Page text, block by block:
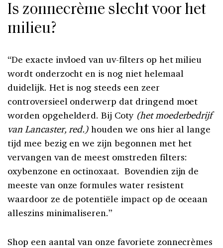
Is zonnecrème slecht voor het
milieu?
“De exacte invloed van uv-filters op het milieu
wordt onderzocht en is nog niet helemaal
duidelijk. Het is nog steeds een zeer
controversieel onderwerp dat dringend moet
worden opgehelderd. Bij Coty (het moederbedrijf
van Lancaster, red.) houden we ons hier al lange
tijd mee bezig en we zijn begonnen met het
vervangen van de meest omstreden filters:
oxybenzone en octinoxaat. Bovendien zijn de
meeste van onze formules water resistent
waardoor ze de potentiële impact op de oceaan
alleszins minimaliseren.”
Shop een aantal van onze favoriete zonnecrèmes